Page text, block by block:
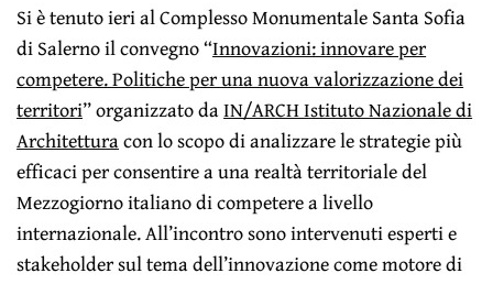
Si è tenuto ieri al Complesso Monumentale Santa Sofia
di Salerno il convegno “Innovazioni: innovare per
competere. Politiche per una nuova valorizzazione dei
territori” organizzato daIN/ARCH Istituto Nazionale di
Architetturacon lo scopo di analizzare le strategie più
efficaci per consentire a una realtà territoriale del
Mezzogiorno italiano di competere a livello
internazionale. All’incontro sono intervenuti esperti e
stakeholder sul tema dell’innovazione come motore di